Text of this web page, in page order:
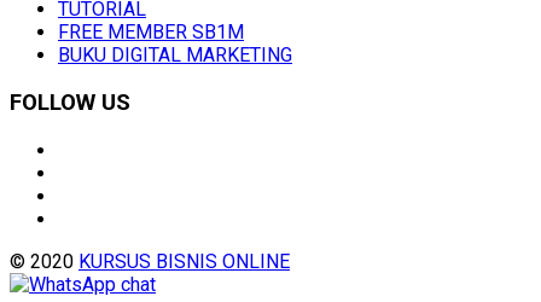
TUTORIAL
FREE MEMBER SB1M
BUKU DIGITAL MARKETING
FOLLOW US
© 2020 KURSUS BISNIS ONLINE